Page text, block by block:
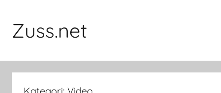
Zuss.net